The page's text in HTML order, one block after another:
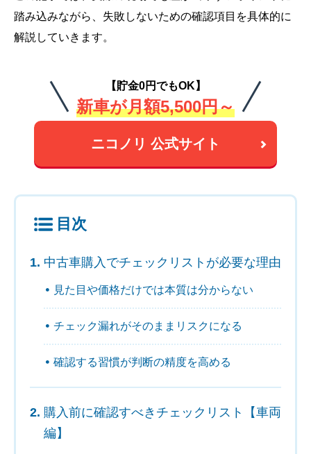
踏み込みながら、失敗しないための確認項目を具体的に
解説していきます。
【貯金0円でもOK】
新車が月額5,500円～
ニコノリ 公式サイト
目次
中古車購入でチェックリストが必要な理由
見た目や価格だけでは本質は分からない
チェック漏れがそのままリスクになる
確認する習慣が判断の精度を高める
購入前に確認すべきチェックリスト【車両
編】